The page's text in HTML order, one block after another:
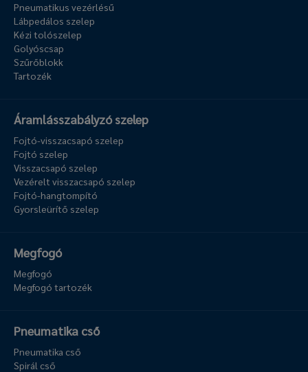
Pneumatikus vezérlésű
Lábpedálos szelep
Kézi tolószelep
Golyóscsap
Szűrőblokk
Tartozék
Áramlásszabályzó szelep
Fojtó-visszacsapó szelep
Fojtó szelep
Visszacsapó szelep
Vezérelt visszacsapó szelep
Fojtó-hangtompító
Gyorsleürítő szelep
Megfogó
Megfogó
Megfogó tartozék
Pneumatika cső
Pneumatika cső
Spirál cső